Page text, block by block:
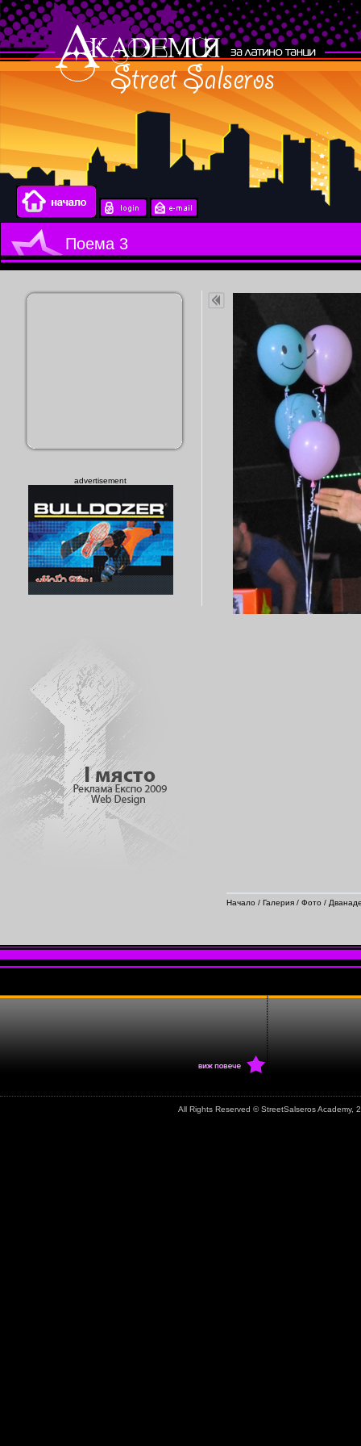
Поема 3
advertisement
Начало / Галерия / Фото /
All Rights Reserved © StreetSalseros Academy,